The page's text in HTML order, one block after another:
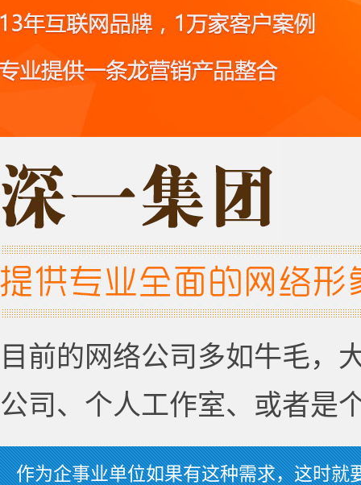
目前的网络公司多如牛毛，
公司、个人工作室、或者是
作为企事业单位如果有这种需求，这时就